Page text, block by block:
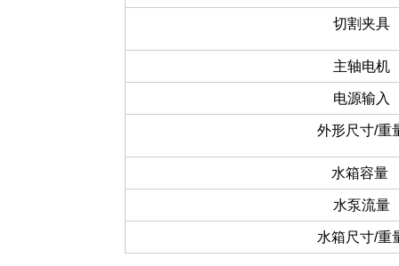
切割夹具
主轴电机
电源输入
外形尺寸/重
水箱容量
水泵流量
水箱尺寸/重